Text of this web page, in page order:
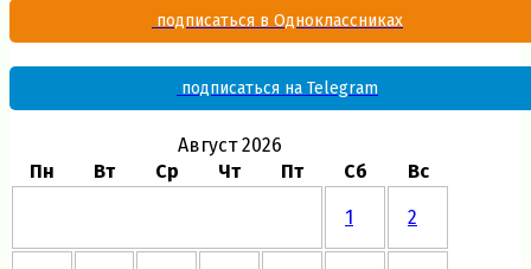
подписаться в Одноклассниках
подписаться на Telegram
Август 2026
Пн
Вт Ср Чт Пт Сб Вс
1 2